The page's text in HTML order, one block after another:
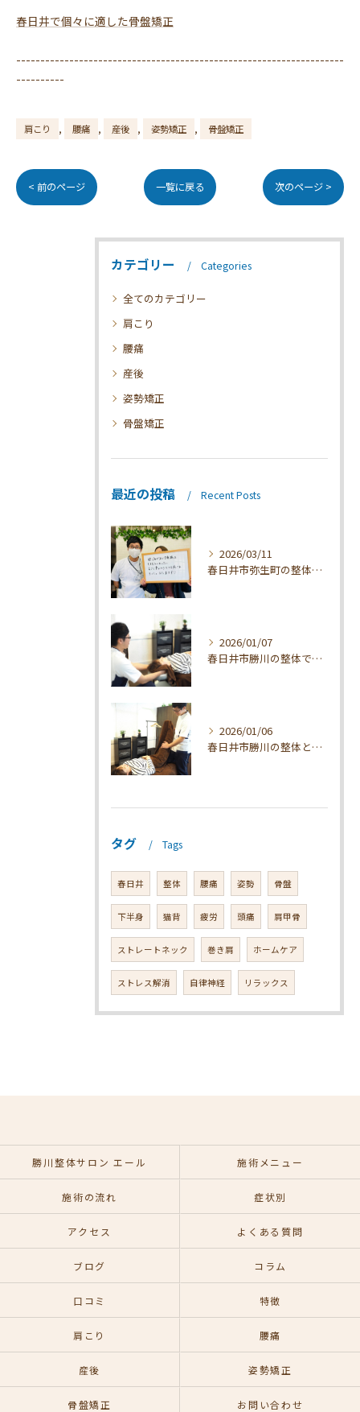
春日井で個々に適した骨盤矯正
--------------------------------------------------------------------
----------
肩こり 腰痛 産後 姿勢矯正 骨盤矯正
< 前のページ 一覧に戻る 次のページ >
カテゴリー Categories
全てのカテゴリー
肩こり
腰痛
産後
姿勢矯正
骨盤矯正
最近の投稿 Recent Posts
2026/03/11
春日井市弥生町の整体技術と効果
2026/01/07
春日井市勝川の整体で肩こり改善法
2026/01/06
春日井市勝川の整体とマッサージ効果解説
タグ Tags
春日井 整体 腰痛 姿勢 骨盤
下半身 猫背 疲労 頭痛 肩甲骨
ストレートネック 巻き肩 ホームケア
ストレス解消 自律神経 リラックス
勝川整体サロン エール 施術メニュー
施術の流れ 症状別
アクセス よくある質問
ブログ コラム
口コミ 特徴
肩こり 腰痛
産後 姿勢矯正
骨盤矯正 お問い合わせ